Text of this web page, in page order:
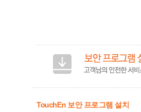
TouchEn 보안 프로그램 설치